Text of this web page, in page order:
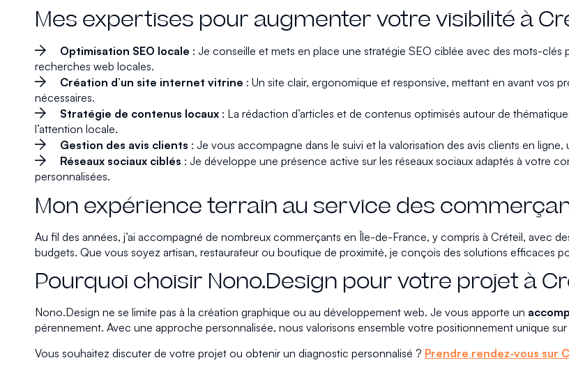
Mes expertises pour augmenter votre visibilité à
Optimisation SEO locale : Je conseille et mets en place une stratégie SEO ciblée avec des mots-clés
recherches web locales.
Création d’un site internet vitrine : Un site clair, ergonomique et responsive, mettant en avant vos
nécessaires.
Stratégie de contenus locaux : La rédaction d’articles et de contenus optimisés autour de
l’attention locale.
Gestion des avis clients : Je vous accompagne dans le suivi et la valorisation des avis clients en
Réseaux sociaux ciblés : Je développe une présence active sur les réseaux sociaux adaptés à votre
personnalisées.
Mon expérience terrain au service des
Au fil des années, j’ai accompagné de nombreux commerçants en Île-de-France, y compris à Créteil, avec
budgets. Que vous soyez artisan, restaurateur ou boutique de proximité, je conçois des solutions efficaces
Pourquoi choisir Nono.Design pour votre projet à
Nono.Design ne se limite pas à la création graphique ou au développement web. Je vous apporte un
pérennement. Avec une approche personnalisée, nous valorisons ensemble votre positionnement unique
Vous souhaitez discuter de votre projet ou obtenir un diagnostic personnalisé ? Prendre rendez-vous sur